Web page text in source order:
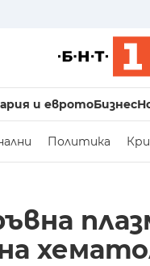
и евротоБизнес
Политика